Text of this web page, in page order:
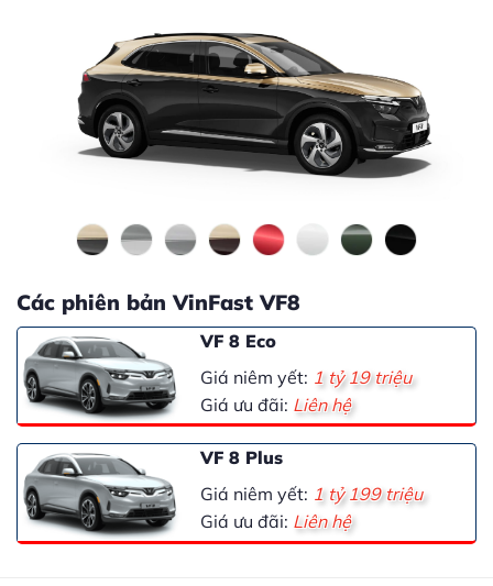
Các phiên bản VinFast VF8
VF 8 Eco
Giá niêm yết: 1 tỷ 19 triệu
Giá ưu đãi: Liên hệ
VF 8 Plus
Giá niêm yết: 1 tỷ 199 triệu
Giá ưu đãi: Liên hệ